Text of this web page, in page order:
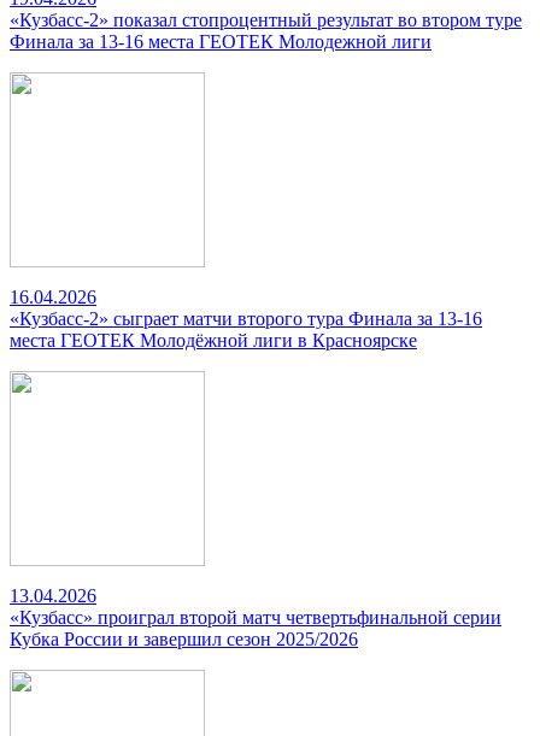
«Кузбасс-2» показал стопроцентный результат во втором туре
Финала за 13-16 места ГЕОТЕК Молодежной лиги
16.04.2026
«Кузбасс-2» сыграет матчи второго тура Финала за 13-16
места ГЕОТЕК Молодёжной лиги в Красноярске
13.04.2026
«Кузбасс» проиграл второй матч четвертьфинальной серии
Кубка России и завершил сезон 2025/2026